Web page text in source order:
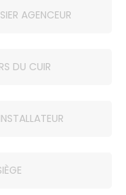
AGENCEUR
DU CUIR